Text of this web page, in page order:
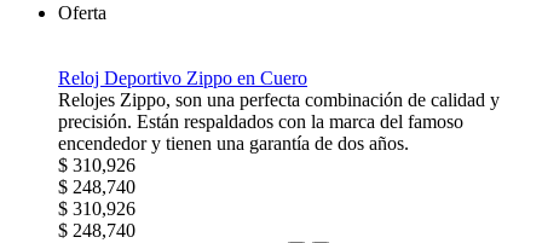
Oferta
Reloj Deportivo Zippo en Cuero
Relojes Zippo, son una perfecta combinación de calidad y
precisión. Están respaldados con la marca del famoso
encendedor y tienen una garantía de dos años.
$ 310,926
$ 248,740
$ 310,926
$ 248,740